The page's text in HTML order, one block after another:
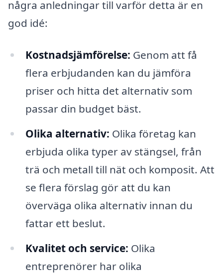
några anledningar till varför detta är en
god idé:
Kostnadsjämförelse: Genom att få
flera erbjudanden kan du jämföra
priser och hitta det alternativ som
passar din budget bäst.
Olika alternativ: Olika företag kan
erbjuda olika typer av stängsel, från
trä och metall till nät och komposit. Att
se flera förslag gör att du kan
överväga olika alternativ innan du
fattar ett beslut.
Kvalitet och service: Olika
entreprenörer har olika